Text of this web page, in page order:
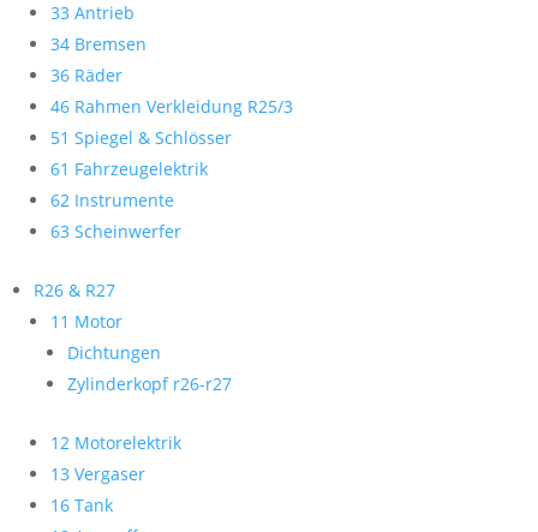
33 Antrieb
34 Bremsen
36 Räder
46 Rahmen Verkleidung R25/3
51 Spiegel & Schlösser
61 Fahrzeugelektrik
62 Instrumente
63 Scheinwerfer
R26 & R27
11 Motor
Dichtungen
Zylinderkopf r26-r27
12 Motorelektrik
13 Vergaser
16 Tank